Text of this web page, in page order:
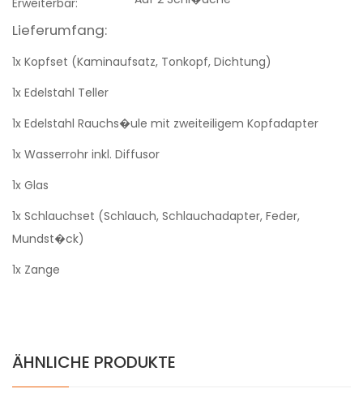
Erweiterbar:
Lieferumfang:
1x Kopfset (Kaminaufsatz, Tonkopf, Dichtung)
1x Edelstahl Teller
1x Edelstahl Rauchs�ule mit zweiteiligem Kopfadapter
1x Wasserrohr inkl. Diffusor
1x Glas
1x Schlauchset (Schlauch, Schlauchadapter, Feder,
Mundst�ck)
1x Zange
ÄHNLICHE PRODUKTE